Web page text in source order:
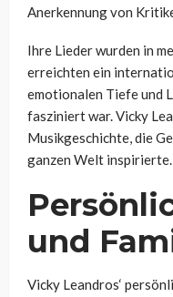
Anerkennung von
Ihre Lieder wurden in
erreichten ein
emotionalen Tiefe und
fasziniert war. Vicky
Musikgeschichte, die
ganzen Welt inspirierte.
und
Vicky Leandros‘